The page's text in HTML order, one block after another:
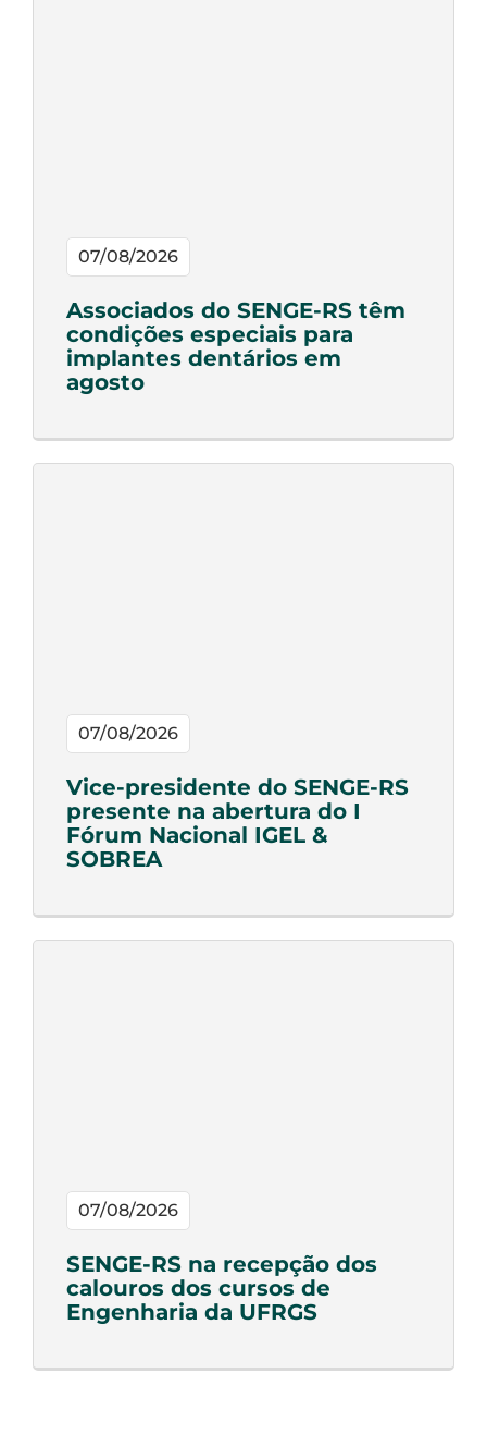
07/08/2026
Associados do SENGE-RS têm
condições especiais para
implantes dentários em
agosto
07/08/2026
Vice-presidente do SENGE-RS
presente na abertura do I
Fórum Nacional IGEL &
SOBREA
07/08/2026
SENGE-RS na recepção dos
calouros dos cursos de
Engenharia da UFRGS